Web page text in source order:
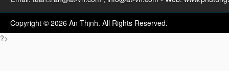
Copyright © 2026 An Thịnh. All Rights Reserved.
?>